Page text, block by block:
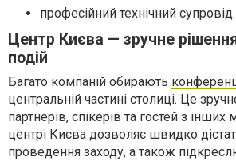
професійний технічний супровід.
Центр Києва — зручне
подій
Багато компаній обирають
центральній частині столиці. Це
партнерів, спікерів та гостей з інших
центрі Києва дозволяє швидко
проведення заходу, а також